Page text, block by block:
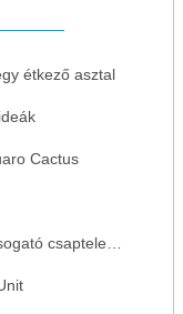
étkező asztal
Cactus